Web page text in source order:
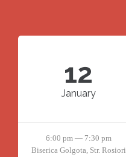
12
January
6:00 pm — 7:30 pm
Biserica Golgota, Str. Rosiori